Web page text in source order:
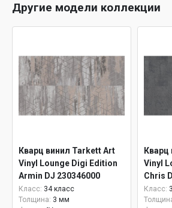
Другие модели коллекции
Кварц винил Tarkett Art
Vinyl Lounge Digi Edition
Armin DJ 230346000
Класс: 34 класс
Толщина: 3 мм
Кварц
Vinyl
Chris
Класс: